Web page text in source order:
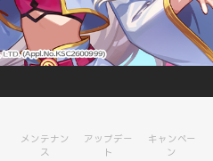
メンテナン
ス
アップデー
ト
キャンペー
ン